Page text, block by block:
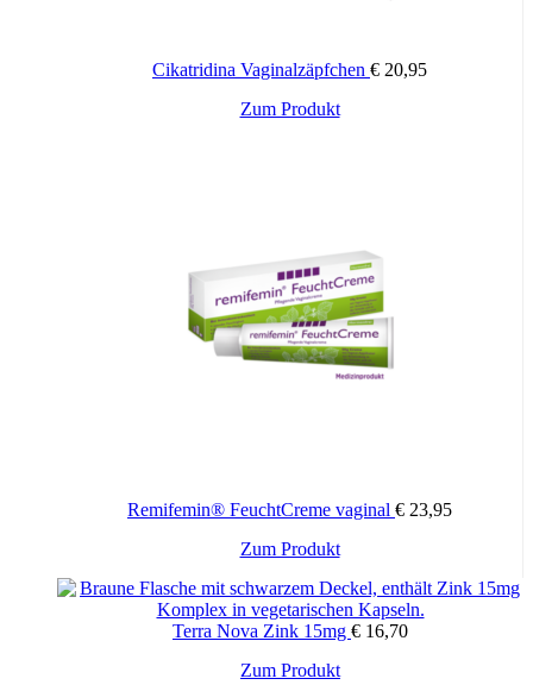
Cikatridina Vaginalzäpfchen € 20,95
Zum Produkt
Remifemin® FeuchtCreme vaginal € 23,95
Zum Produkt
Terra Nova Zink 15mg € 16,70
Zum Produkt